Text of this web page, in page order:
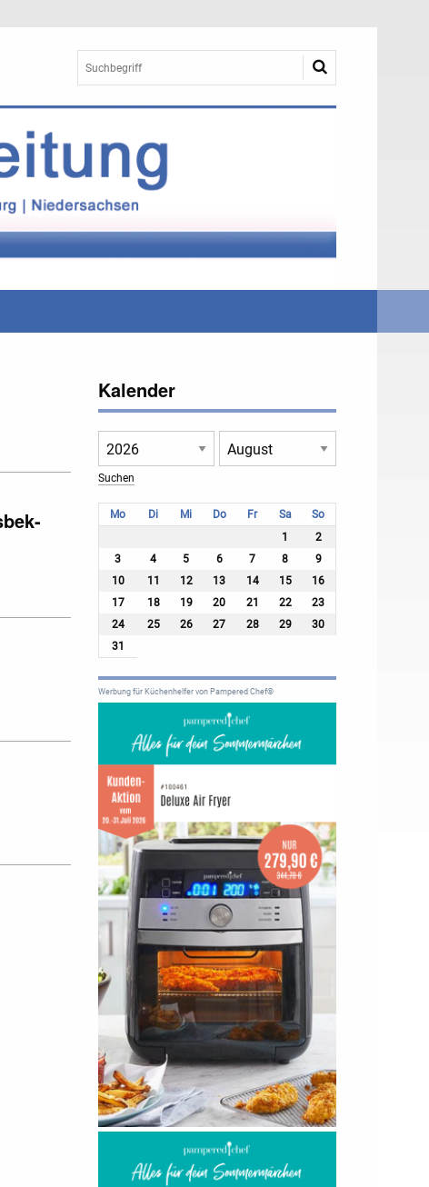
Kalender
Mo Di Mi Do Fr Sa
So
1
2
3
4 5 6 7 8
9
10
11 12 13 14 15
16
17
18 19 20 21 22
23
24
25 26 27 28 29
30
31
Werbung für Küchenhelfer von Pampered Chef®